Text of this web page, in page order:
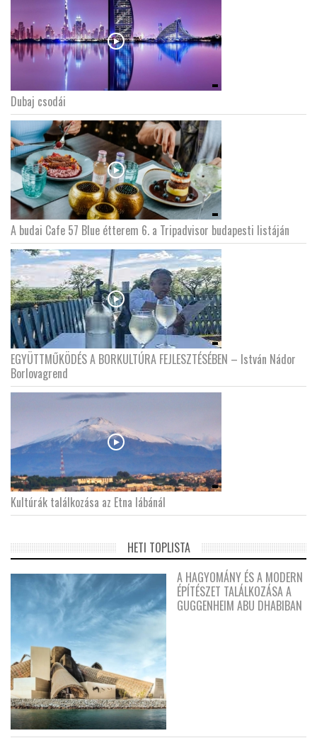
Dubaj csodái
A budai Cafe 57 Blue étterem 6. a Tripadvisor budapesti listáján
EGYÜTTMŰKÖDÉS A BORKULTÚRA FEJLESZTÉSÉBEN – István Nádor
Borlovagrend
Kultúrák találkozása az Etna lábánál
HETI TOPLISTA
A HAGYOMÁNY ÉS A MODERN
ÉPÍTÉSZET TALÁLKOZÁSA A
GUGGENHEIM ABU DHABIBAN